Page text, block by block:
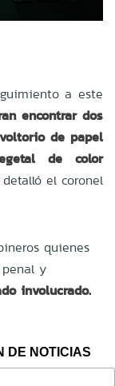
a este
encontrar dos
de papel
de color
detalló el coronel
quienes
y
involucrado.
DE NOTICIAS